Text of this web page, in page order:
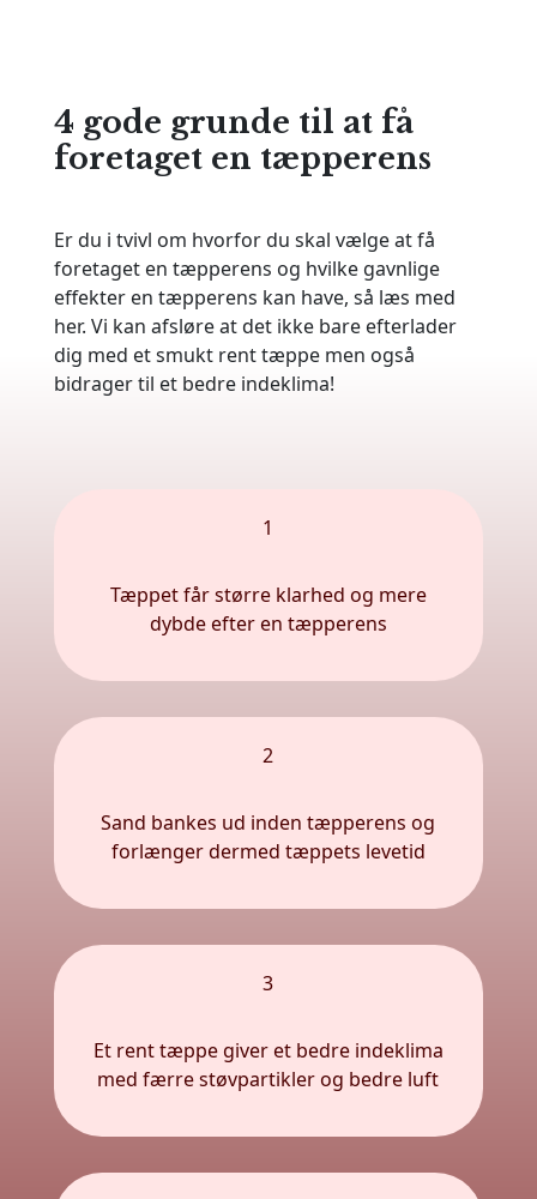
4 gode grunde til at få
foretaget en tæpperens
Er du i tvivl om hvorfor du skal vælge at få
foretaget en tæpperens og hvilke gavnlige
effekter en tæpperens kan have, så læs med
her. Vi kan afsløre at det ikke bare efterlader
dig med et smukt rent tæppe men også
bidrager til et bedre indeklima!
1
Tæppet får større klarhed og mere
dybde efter en tæpperens
2
Sand bankes ud inden tæpperens og
forlænger dermed tæppets levetid
3
Et rent tæppe giver et bedre indeklima
med færre støvpartikler og bedre luft